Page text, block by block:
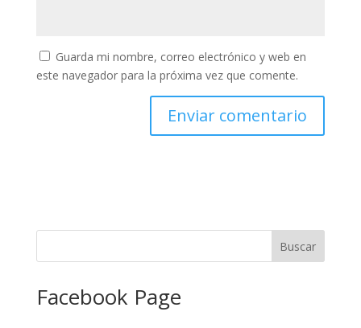
Guarda mi nombre, correo electrónico y web en
este navegador para la próxima vez que comente.
Facebook Page